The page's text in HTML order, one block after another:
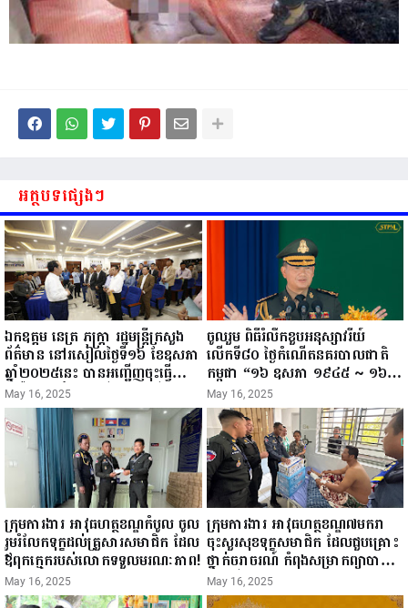
អត្ថបទផ្សេងៗ
ឯកឧត្តម នេត្រ ភក្ត្រា រដ្ឋមន្ត្រីក្រសួង
ព័ត៌មាន នៅរសៀលថ្ងៃទី១៦ ខែឧសភា
ឆ្នាំ២០២៥នេះ បានអញ្ជើញចុះធ្វើ
ជំរឿនថ្នាក់ដឹកនាំមន្ត្រីរាជការស៉ីវិល នៃ
ក្រសួងព័ត៌មាន...
May 16, 2025
ចូលរួម ពិធីរំលឹកខួបអនុស្សាវរីយ៍
លើកទី៨០ ថ្ងៃកំណើតនគរបាលជាតិ
កម្ពុជា “១៦ ឧសភា ១៩៤៥ ~ ១៦
ឧសភា ២០២៥”...
May 16, 2025
ក្រុមការងារ អាវុធហត្ថខណ្ឌកំបូល ចូល
រួមរំលែកទុក្ខដល់គ្រួសារសមាជិក ដែល
ឪពុកក្មេករបស់លោកទទួលមរណៈភាព!
May 16, 2025
ក្រុមការងារ អាវុធហត្ថខណ្ឌ៧មករា
ចុះសួរសុខទុក្ខសមាជិក ដែលជួបគ្រោះ
ថ្នាក់ចរាចរណ៍ កំពុងសម្រាកព្យាបាល
នៅមន្ទីរពេទ្យ!
May 16, 2025